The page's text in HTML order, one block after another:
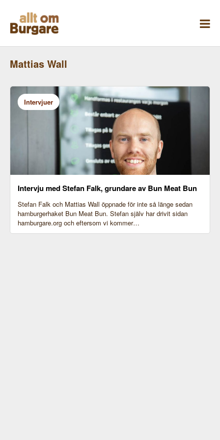
innehåll
Mattias Wall
Intervjuer
Intervju med Stefan Falk, grundare av Bun Meat Bun
Stefan Falk och Mattias Wall öppnade för inte så länge sedan
hamburgerhaket Bun Meat Bun. Stefan själv har drivit sidan
hamburgare.org och eftersom vi kommer…